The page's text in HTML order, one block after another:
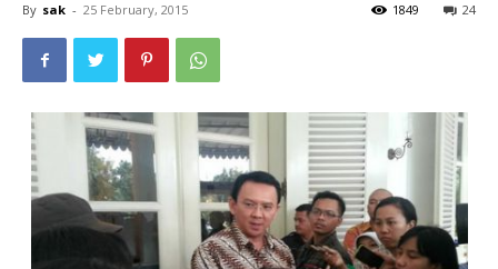
By sak - 25 February, 2015 24
1849